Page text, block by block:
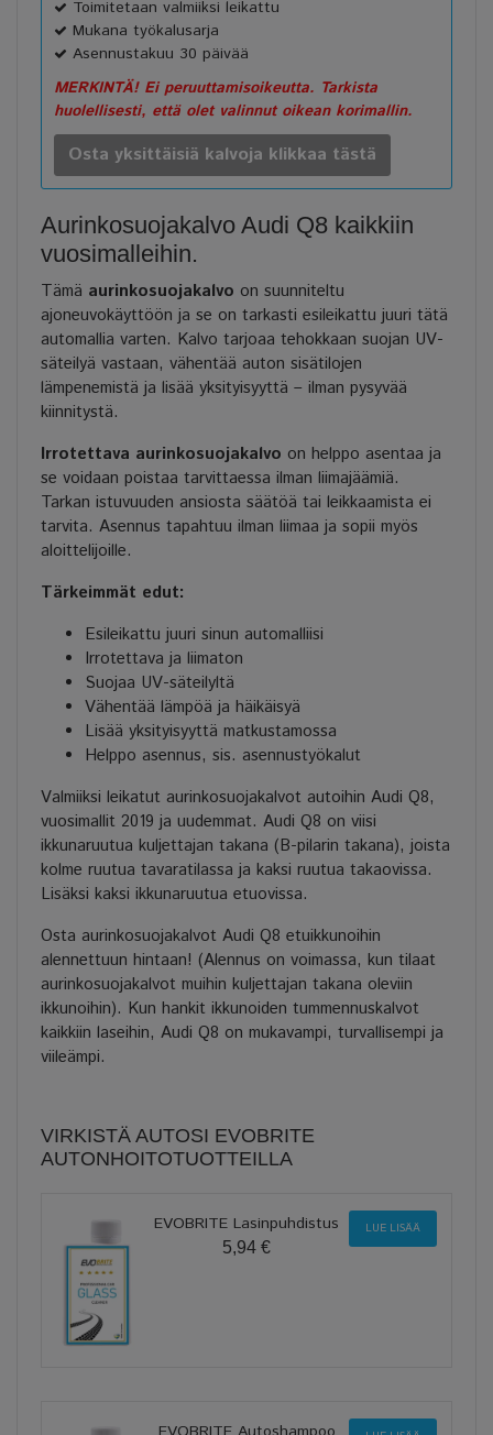
Toimitetaan valmiiksi leikattu
Mukana työkalusarja
Asennustakuu 30 päivää
MERKINTÄ! Ei peruuttamisoikeutta. Tarkista
huolellisesti, että olet valinnut oikean korimallin.
Osta yksittäisiä kalvoja klikkaa tästä
Aurinkosuojakalvo Audi Q8 kaikkiin
vuosimalleihin.
Tämä aurinkosuojakalvo on suunniteltu
ajoneuvokäyttöön ja se on tarkasti esileikattu juuri tätä
automallia varten. Kalvo tarjoaa tehokkaan suojan UV-
säteilyä vastaan, vähentää auton sisätilojen
lämpenemistä ja lisää yksityisyyttä – ilman pysyvää
kiinnitystä.
Irrotettava aurinkosuojakalvo on helppo asentaa ja
se voidaan poistaa tarvittaessa ilman liimajäämiä.
Tarkan istuvuuden ansiosta säätöä tai leikkaamista ei
tarvita. Asennus tapahtuu ilman liimaa ja sopii myös
aloittelijoille.
Tärkeimmät edut:
Esileikattu juuri sinun automalliisi
Irrotettava ja liimaton
Suojaa UV-säteilyltä
Vähentää lämpöä ja häikäisyä
Lisää yksityisyyttä matkustamossa
Helppo asennus, sis. asennustyökalut
Valmiiksi leikatut aurinkosuojakalvot autoihin Audi Q8,
vuosimallit 2019 ja uudemmat. Audi Q8 on viisi
ikkunaruutua kuljettajan takana (B-pilarin takana), joista
kolme ruutua tavaratilassa ja kaksi ruutua takaovissa.
Lisäksi kaksi ikkunaruutua etuovissa.
Osta aurinkosuojakalvot Audi Q8 etuikkunoihin
alennettuun hintaan! (Alennus on voimassa, kun tilaat
aurinkosuojakalvot muihin kuljettajan takana oleviin
ikkunoihin). Kun hankit ikkunoiden tummennuskalvot
kaikkiin laseihin, Audi Q8 on mukavampi, turvallisempi ja
viileämpi.
VIRKISTÄ AUTOSI EVOBRITE
AUTONHOITOTUOTTEILLA
EVOBRITE Lasinpuhdistus
5,94 €
LUE LISÄÄ